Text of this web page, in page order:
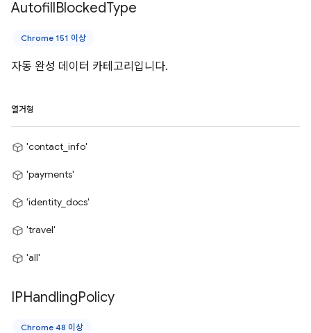
AutofillBlockedType
Chrome 151 이상
자동 완성 데이터 카테고리입니다.
열거형
'contact_info'
'payments'
'identity_docs'
'travel'
'all'
IPHandlingPolicy
Chrome 48 이상